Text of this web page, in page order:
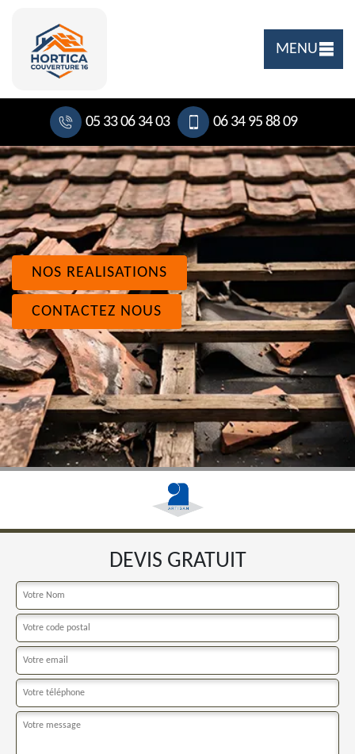
MENU
05 33 06 34 03 06 34 95 88 09
NOS REALISATIONS
CONTACTEZ NOUS
DEVIS GRATUIT